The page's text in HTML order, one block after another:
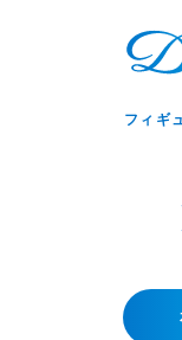
フィギ